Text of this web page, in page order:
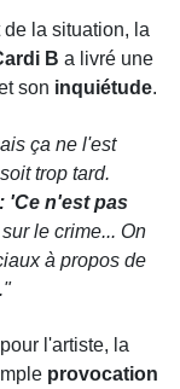
la situation, la
B a livré une
son inquiétude.
ça ne l'est
trop tard.
'Ce n'est pas
le crime... On
à propos de
."
l'artiste, la
provocation